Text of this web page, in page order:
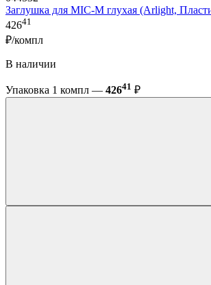
Заглушка для MIC-M глухая (Arlight,
42641
₽/компл
В наличии
Упаковка 1 компл — 42641 ₽